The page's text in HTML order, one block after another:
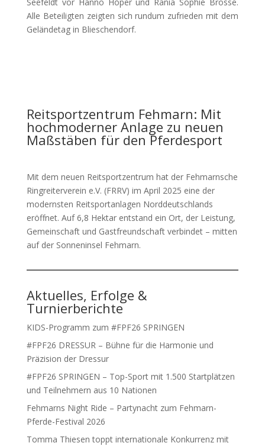
Seefeldt vor Hanno Höper und Rania Sophie Brosse.
Alle Beteiligten zeigten sich rundum zufrieden mit dem
Geländetag in Blieschendorf.
Reitsportzentrum Fehmarn: Mit
hochmoderner Anlage zu neuen
Maßstäben für den Pferdesport
Mit dem neuen Reitsportzentrum hat der Fehmarnsche
Ringreiterverein e.V. (FRRV) im April 2025 eine der
modernsten Reitsportanlagen Norddeutschlands
eröffnet. Auf 6,8 Hektar entstand ein Ort, der Leistung,
Gemeinschaft und Gastfreundschaft verbindet – mitten
auf der Sonneninsel Fehmarn.
Aktuelles, Erfolge &
Turnierberichte
KIDS-Programm zum #FPF26 SPRINGEN
#FPF26 DRESSUR – Bühne für die Harmonie und
Präzision der Dressur
#FPF26 SPRINGEN – Top-Sport mit 1.500 Startplätzen
und Teilnehmern aus 10 Nationen
Fehmarns Night Ride – Partynacht zum Fehmarn-
Pferde-Festival 2026
Tomma Thiesen toppt internationale Konkurrenz mit